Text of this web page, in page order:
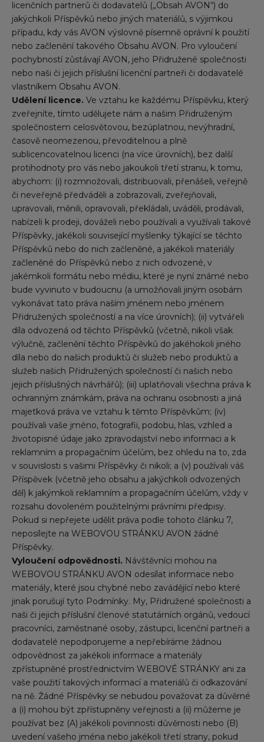
licenčních partnerů či dodavatelů („Obsah AVON“) do
jakýchkoli Příspěvků nebo jiných materiálů, s výjimkou
případu, kdy vás AVON výslovně písemně oprávní k použití
nebo začlenění takového Obsahu AVON. Pro vyloučení
pochybností zůstávají AVON, jeho Přidružené společnosti
nebo naši či jejich příslušní licenční partneři či dodavatelé
vlastníkem Obsahu AVON.
Udělení licence. Ve vztahu ke každému Příspěvku, který
zveřejníte, tímto udělujete nám a našim Přidruženým
společnostem celosvětovou, bezúplatnou, nevýhradní,
časově neomezenou, převoditelnou a plně
sublicencovatelnou licenci (na více úrovních), bez další
protihodnoty pro vás nebo jakoukoli třetí stranu, k tomu,
abychom: (i) rozmnožovali, distribuovali, přenášeli, veřejně
či neveřejně předváděli a zobrazovali, zveřejňovali,
upravovali, měnili, opravovali, překládali, uváděli, prodávali,
nabízeli k prodeji, dováželi nebo používali a využívali takové
Příspěvky, jakékoli související myšlenky týkající se těchto
Příspěvků nebo do nich začleněné, a jakékoli materiály
začleněné do Příspěvků nebo z nich odvozené, v
jakémkoli formátu nebo médiu, které je nyní známé nebo
bude vyvinuto v budoucnu (a umožňovali jiným osobám
vykonávat tato práva naším jménem nebo jménem
Přidružených společností a na více úrovních); (ii) vytvářeli
díla odvozená od těchto Příspěvků (včetně, nikoli však
výlučně, začlenění těchto Příspěvků do jakéhokoli jiného
díla nebo do našich produktů či služeb nebo produktů a
služeb našich Přidružených společností či našich nebo
jejich příslušných návrhářů); (iii) uplatňovali všechna práva k
ochranným známkám, práva na ochranu osobnosti a jiná
majetková práva ve vztahu k těmto Příspěvkům; (iv)
používali vaše jméno, fotografii, podobu, hlas, vzhled a
životopisné údaje jako zpravodajství nebo informaci a k
reklamním a propagačním účelům, bez ohledu na to, zda
v souvislosti s vašimi Příspěvky či nikoli; a (v) používali váš
Příspěvek (včetně jeho obsahu a jakýchkoli odvozených
děl) k jakýmkoli reklamním a propagačním účelům, vždy v
rozsahu dovoleném použitelnými právními předpisy.
Pokud si nepřejete udělit práva podle tohoto článku 7,
neposílejte na WEBOVOU STRÁNKU AVON žádné
Příspěvky.
Vyloučení odpovědnosti. Návštěvníci mohou na
WEBOVOU STRÁNKU AVON odesílat informace nebo
materiály, které jsou chybné nebo zavádějící nebo které
jinak porušují tyto Podmínky. My, Přidružené společnosti a
naši či jejich příslušní členové statutárních orgánů, vedoucí
pracovníci, zaměstnané osoby, zástupci, licenční partneři a
dodavatelé nepodporujeme a nepřebíráme žádnou
odpovědnost za jakékoli informace a materiály
zpřístupněné prostřednictvím WEBOVÉ STRÁNKY ani za
vaše použití takových informací a materiálů či odkazování
na ně. Žádné Příspěvky se nebudou považovat za důvěrné
a (i) mohou být zpřístupněny veřejnosti a (ii) můžeme je
používat bez (A) jakékoli povinnosti důvěrnosti nebo (B)
uvedení vašeho jména nebo jakékoli třetí strany, pokud